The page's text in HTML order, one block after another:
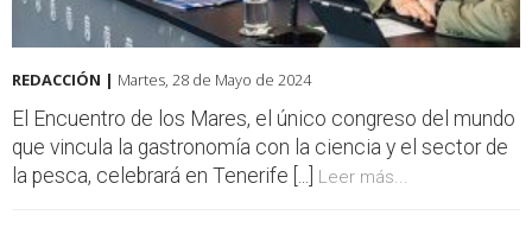
REDACCIÓN | Martes, 28 de Mayo de 2024
El Encuentro de los Mares, el único congreso del mundo
que vincula la gastronomía con la ciencia y el sector de
la pesca, celebrará en Tenerife [...]
Leer más...